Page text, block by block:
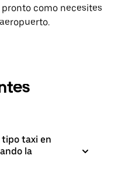
como necesites
taxi en
la